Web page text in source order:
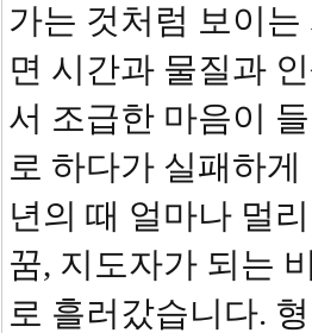
가는 것처럼 보이
면 시간과 물질과
서 조급한 마음이
로 하다가 실패하
년의 때 얼마나 멀
꿈, 지도자가 되는
로 흘러갔습니다.